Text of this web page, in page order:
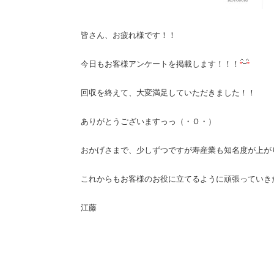
皆さん、 お疲れ様です！！
今日もお客様アンケートを掲載します！！！
回収を終えて、大変満足していただきました！！
ありがとうございますっっ（・Ｏ・）
おかげさまで、少しずつですが寿産業も知名度が上が
これからもお客様のお役に立てるように頑張っていき
江藤